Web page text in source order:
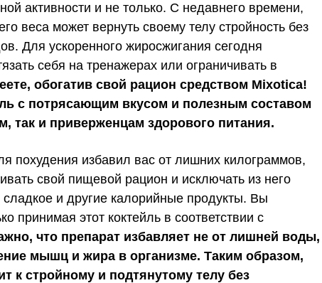
активности и не только. С недавнего времени,
веса может вернуть своему телу стройность без
Для ускоренного жиросжигания сегодня
себя на тренажерах или ограничивать в
обогатив свой рацион средством Mixotica!
с потрясающим вкусом и полезным составом
так и приверженцам здорового питания.
похудения избавил вас от лишних килограммов,
свой пищевой рацион и исключать из него
и другие калорийные продукты. Вы
принимая этот коктейль в соответствии с
что препарат избавляет не от лишней воды,
мышц и жира в организме. Таким образом,
к стройному и подтянутому телу без